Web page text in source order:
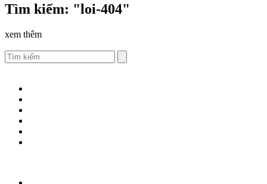
Tìm kiếm: "loi-404"
xem thêm